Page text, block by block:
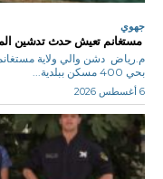
جهوي
مستغانم تعيش حدث تدشين
م.رياض دشن والي ولاية
بحي 400 مسكن ببلدية...
6 أغسطس 2026